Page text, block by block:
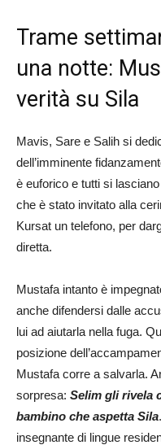
Trame
una notte:
verità su Sila
Mavis, Sare e Salih si
dell’imminente
è euforico e tutti si
che è stato invitato alla
Kursat un telefono, per
diretta.
Mustafa intanto è
anche difendersi dalle
lui ad aiutarla nella fuga.
posizione
Mustafa corre a salvarla.
sorpresa: Selim gli rivela
bambino che aspetta Sila
insegnante di lingue